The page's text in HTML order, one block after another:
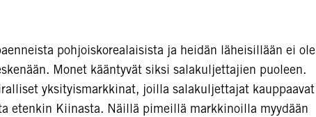
pohjoiskorealaisista ja heidän läheisillään ei ole
Monet kääntyvät siksi salakuljettajien puoleen.
yksityismarkkinat, joilla salakuljettajat kauppaavat
etenkin Kiinasta. Näillä pimeillä markkinoilla myydään